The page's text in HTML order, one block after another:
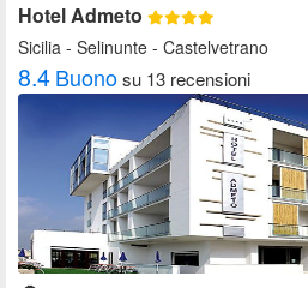
Hotel Admeto
Sicilia - Selinunte - Castelvetrano
8.4Buonosu 13 recensioni